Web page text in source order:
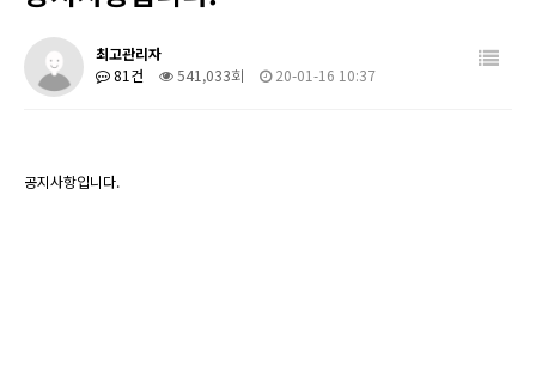
최고관리자
81건
541,033회 20-01-16 10:37
공지사항입니다.